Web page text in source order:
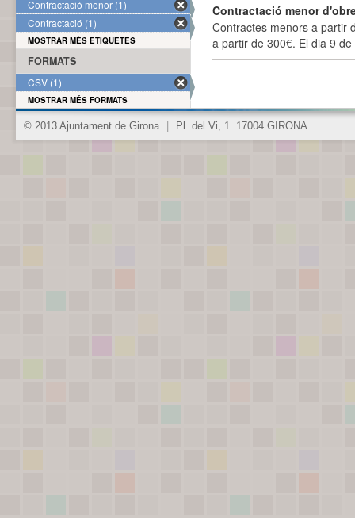
Contractació menor
Contractes menors a partir
a partir de 300€. El dia 9
Contractació menor (1)
Contractació (1)
MOSTRAR MÉS ETIQUETES
FORMATS
CSV (1)
MOSTRAR MÉS FORMATS
© 2013 Ajuntament de Girona Pl. del Vi, 1. 17004 GIRONA